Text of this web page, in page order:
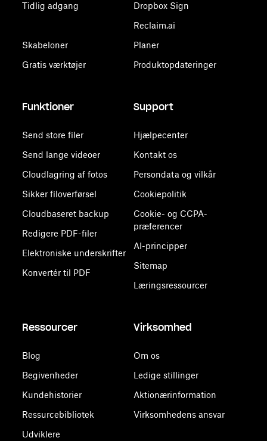
Tidlig adgang
Skabeloner
Gratis værktøjer
Dropbox Sign
Reclaim.ai
Planer
Produktopdateringer
Funktioner
Send store filer
Send lange videoer
Cloudlagring af fotos
Sikker filoverførsel
Cloudbaseret backup
Redigere PDF-filer
Elektroniske underskrifter
Konvertér til PDF
Support
Hjælpecenter
Kontakt os
Persondata og vilkår
Cookiepolitik
Cookie- og CCPA-
præferencer
AI-principper
Sitemap
Læringsressourcer
Ressourcer
Blog
Begivenheder
Kundehistorier
Ressurcebibliotek
Udviklere
Virksomhed
Om os
Ledige stillinger
Aktionærinformation
Virksomhedens ansvar